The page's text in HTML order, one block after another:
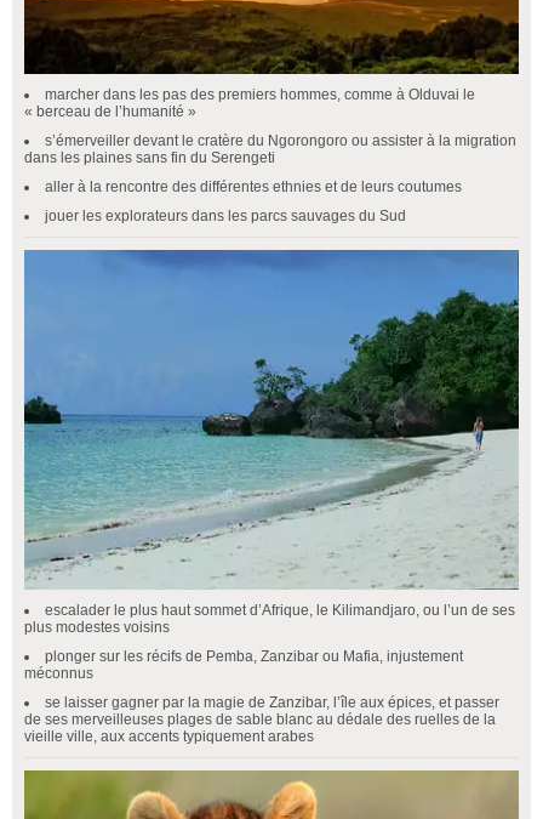
marcher dans les pas des premiers hommes, comme à Olduvai le
« berceau de l’humanité »
s’émerveiller devant le cratère du Ngorongoro ou assister à la migration
dans les plaines sans fin du Serengeti
aller à la rencontre des différentes ethnies et de leurs coutumes
jouer les explorateurs dans les parcs sauvages du Sud
escalader le plus haut sommet d’Afrique, le Kilimandjaro, ou l’un de ses
plus modestes voisins
plonger sur les récifs de Pemba, Zanzibar ou Mafia, injustement
méconnus
se laisser gagner par la magie de Zanzibar, l’île aux épices, et passer
de ses merveilleuses plages de sable blanc au dédale des ruelles de la
vieille ville, aux accents typiquement arabes